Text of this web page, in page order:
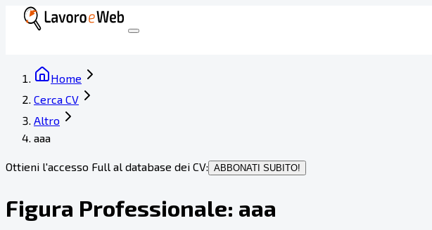
Home
Cerca CV
Altro
aaa
Ottieni l'accesso Full al database dei CV: ABBONATI SUBITO!
Figura Professionale: aaa